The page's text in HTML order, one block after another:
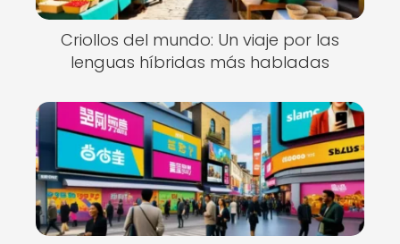
Criollos del mundo: Un viaje por las
lenguas híbridas más habladas